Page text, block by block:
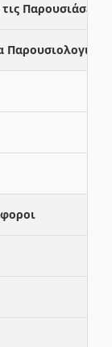
Παρουσιάσεις